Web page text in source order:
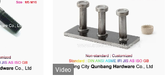
Video